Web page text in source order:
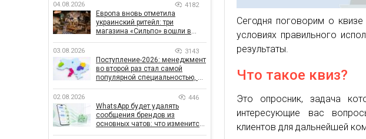
Сегодня поговорим о
условиях правильного
результаты.
Что такое квиз?
Это опросник, задача
интересующие вас
клиентов для дальнейшей
04.08.2026 4182
Европа вновь отметила
украинский ритейл: три
магазина «Сильпо» вошли в
03.08.2026 3143
Поступление-2026: менеджмент
во второй раз стал самой
популярной специальностью, а
рекордным за последние 5 лет
02.08.2026 446
WhatsApp будет удалять
сообщения брендов из
основных чатов: что изменится